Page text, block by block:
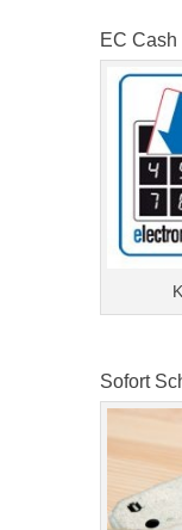
EC
Sofort